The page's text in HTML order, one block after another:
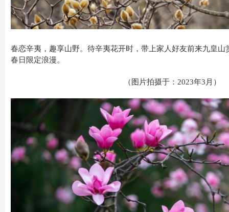
春恋辛夷，趣享山野。待辛夷花开时，带上家人好友前来九皇
春日限定浪漫。
（图片拍摄于：2023年3月）